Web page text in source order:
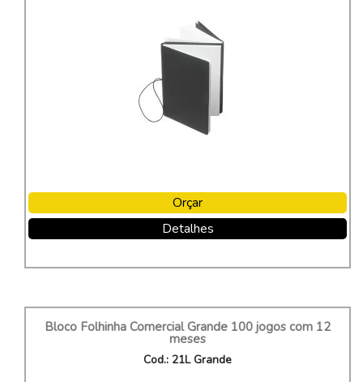
Orçar
Detalhes
Bloco Folhinha Comercial Grande 100 jogos com 12
meses
Cod.: 21L Grande